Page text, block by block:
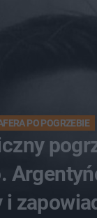
PO POGRZEBIE
i